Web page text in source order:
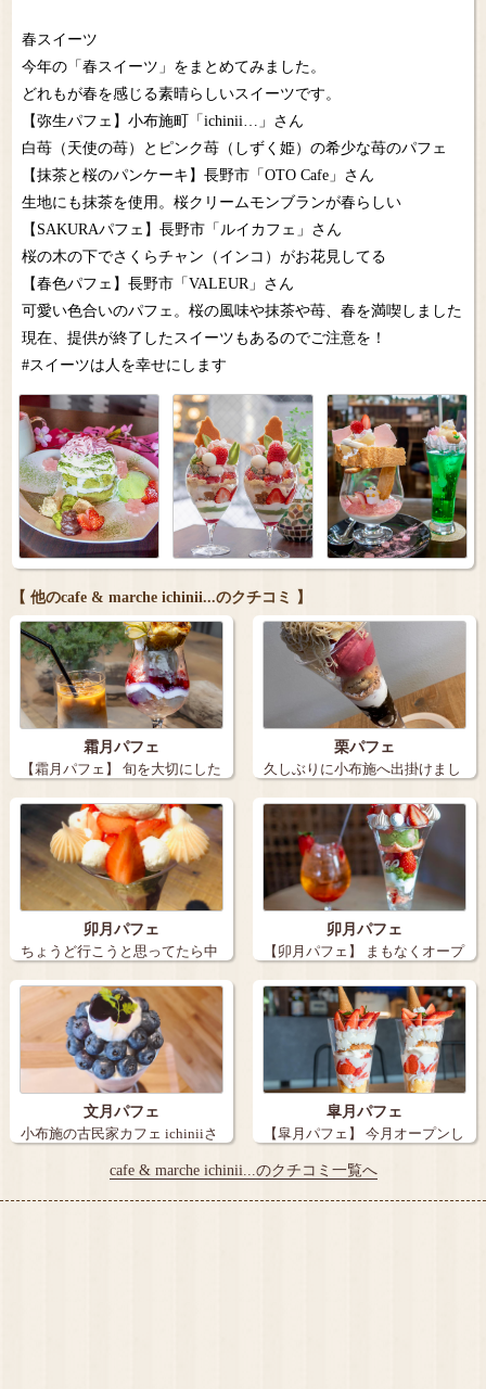
春スイーツ
今年の「春スイーツ」をまとめてみました。
どれもが春を感じる素晴らしいスイーツです。
【弥生パフェ】小布施町「ichinii…」さん
白苺（天使の苺）とピンク苺（しずく姫）の希少な苺のパフェ
【抹茶と桜のパンケーキ】長野市「OTO Cafe」さん
生地にも抹茶を使用。桜クリームモンブランが春らしい
【SAKURAパフェ】長野市「ルイカフェ」さん
桜の木の下でさくらチャン（インコ）がお花見してる
【春色パフェ】長野市「VALEUR」さん
可愛い色合いのパフェ。桜の風味や抹茶や苺、春を満喫しました
現在、提供が終了したスイーツもあるのでご注意を！
#スイーツは人を幸せにします
【 他のcafe & marche ichinii...のクチコミ 】
霜月パフェ
【霜月パフェ】 旬を大切にした
パフェが…
栗パフェ
久しぶりに小布施へ出掛けまし
た ich…
卯月パフェ
ちょうど行こうと思ってたら中
沢 和明さん…
卯月パフェ
【卯月パフェ】 まもなくオープ
ンして一…
文月パフェ
小布施の古民家カフェ ichiniiさ
皐月パフェ
【皐月パフェ】 今月オープンし
cafe & marche ichinii...のクチコミ一覧へ